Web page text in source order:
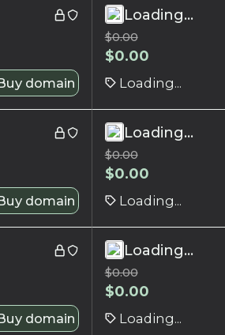
domain
Loading...
$0.00
$0.00
Loading...
domain
Loading...
$0.00
$0.00
Loading...
domain
Loading...
$0.00
$0.00
Loading...